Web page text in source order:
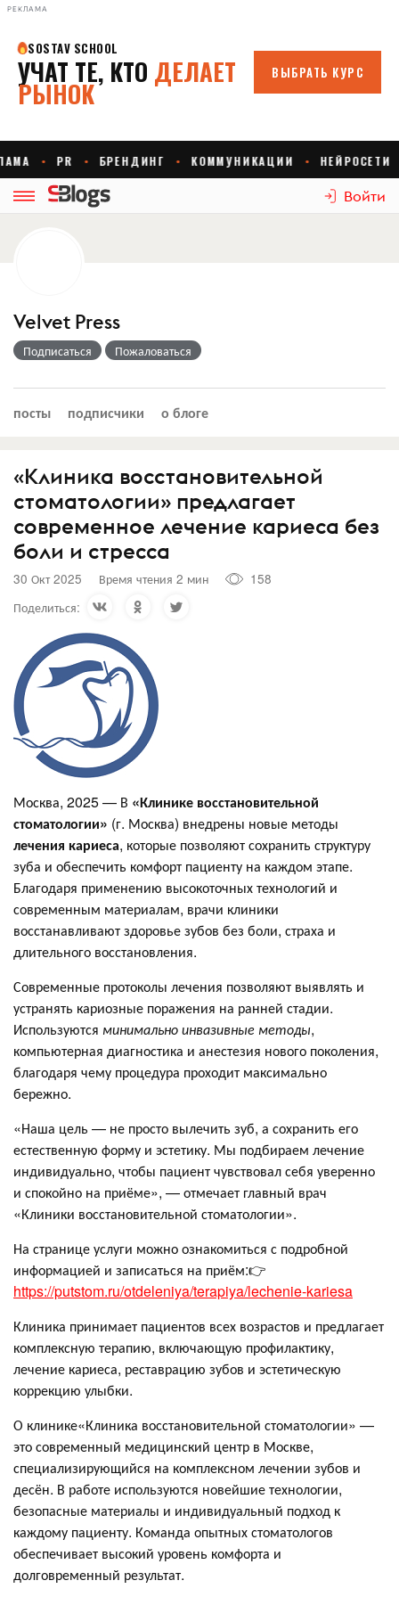
РЕКЛАМА
Войти
Velvet Press
Подписаться Пожаловаться
посты подписчики о блоге
«Клиника восстановительной
стоматологии» предлагает
современное лечение кариеса без
боли и стресса
30 Окт 2025 Время чтения 2 мин
158
Поделиться:
Москва, 2025 — В «Клинике восстановительной
стоматологии» (г. Москва) внедрены новые методы
лечения кариеса, которые позволяют сохранить структуру
зуба и обеспечить комфорт пациенту на каждом этапе.
Благодаря применению высокоточных технологий и
современным материалам, врачи клиники
восстанавливают здоровье зубов без боли, страха и
длительного восстановления.
Современные протоколы лечения позволяют выявлять и
устранять кариозные поражения на ранней стадии.
Используются минимально инвазивные методы,
компьютерная диагностика и анестезия нового поколения,
благодаря чему процедура проходит максимально
бережно.
«Наша цель — не просто вылечить зуб, а сохранить его
естественную форму и эстетику. Мы подбираем лечение
индивидуально, чтобы пациент чувствовал себя уверенно
и спокойно на приёме», — отмечает главный врач
«Клиники восстановительной стоматологии».
На странице услуги можно ознакомиться с подробной
информацией и записаться на приём:👉
https://putstom.ru/otdeleniya/terapiya/lechenie-kariesa
Клиника принимает пациентов всех возрастов и предлагает
комплексную терапию, включающую профилактику,
лечение кариеса, реставрацию зубов и эстетическую
коррекцию улыбки.
О клинике«Клиника восстановительной стоматологии» —
это современный медицинский центр в Москве,
специализирующийся на комплексном лечении зубов и
десён. В работе используются новейшие технологии,
безопасные материалы и индивидуальный подход к
каждому пациенту. Команда опытных стоматологов
обеспечивает высокий уровень комфорта и
долговременный результат.